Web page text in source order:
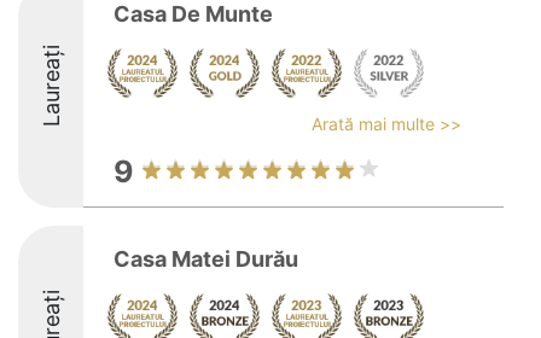
Laureați
Casa De Munte
Arată mai multe >>
9
Casa Matei Durău